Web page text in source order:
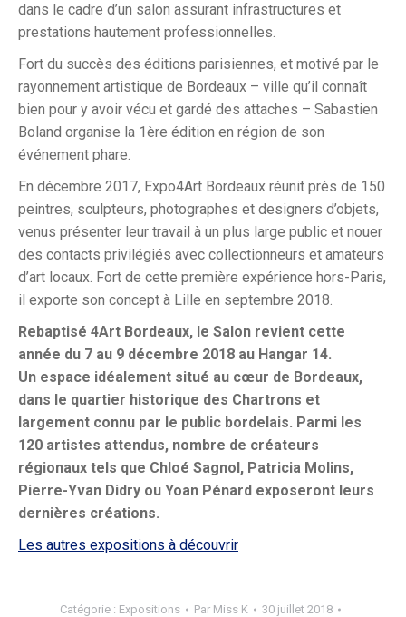
dans le cadre d’un salon assurant infrastructures et
prestations hautement professionnelles.
Fort du succès des éditions parisiennes, et motivé par le
rayonnement artistique de Bordeaux – ville qu’il connaît
bien pour y avoir vécu et gardé des attaches – Sabastien
Boland organise la 1ère édition en région de son
événement phare.
En décembre 2017, Expo4Art Bordeaux réunit près de 150
peintres, sculpteurs, photographes et designers d’objets,
venus présenter leur travail à un plus large public et nouer
des contacts privilégiés avec collectionneurs et amateurs
d’art locaux. Fort de cette première expérience hors-Paris,
il exporte son concept à Lille en septembre 2018.
Rebaptisé 4Art Bordeaux, le Salon revient cette
année du 7 au 9 décembre 2018 au Hangar 14.
Un espace idéalement situé au cœur de Bordeaux,
dans le quartier historique des Chartrons et
largement connu par le public bordelais. Parmi les
120 artistes attendus, nombre de créateurs
régionaux tels que Chloé Sagnol, Patricia Molins,
Pierre-Yvan Didry ou Yoan Pénard exposeront leurs
dernières créations.
Les autres expositions à découvrir
Catégorie : Expositions Par Miss K
30 juillet 2018